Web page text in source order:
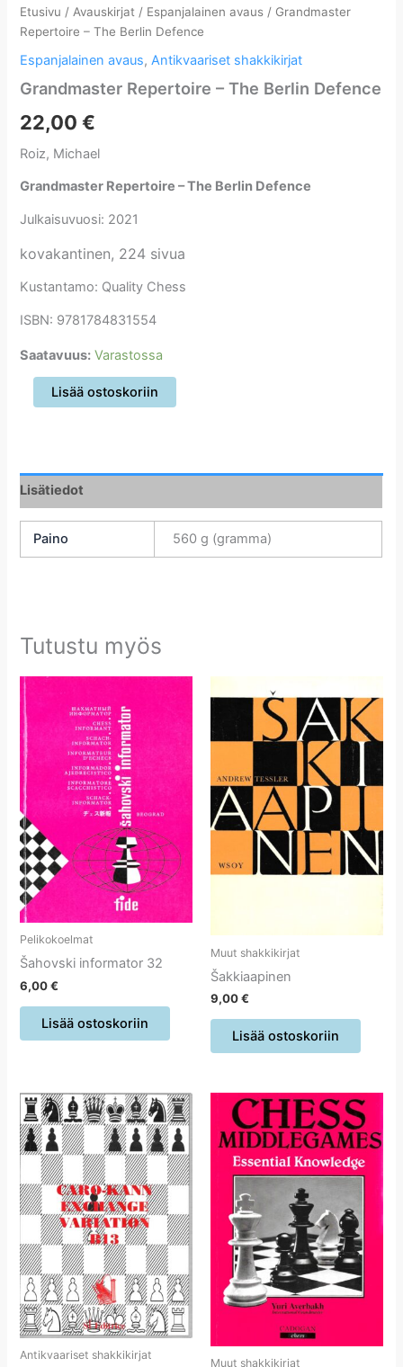
Etusivu / Avauskirjat / Espanjalainen avaus / Grandmaster
Repertoire – The Berlin Defence
Espanjalainen avaus, Antikvaariset shakkikirjat
Grandmaster Repertoire – The Berlin Defence
22,00€
Roiz, Michael
Grandmaster Repertoire – The Berlin Defence
Julkaisuvuosi: 2021
kovakantinen, 224 sivua
Kustantamo: Quality Chess
ISBN: 9781784831554
Saatavuus: Varastossa
Grandmaster
Repertoire
Defence
määrä
Lisää ostoskoriin
Lisätiedot
Paino 560 g (gramma)
Tutustu myös
Pelikokoelmat
Šahovski informator 32
6,00€
Lisää ostoskoriin
Muut shakkikirjat
Šakkiaapinen
9,00€
Lisää ostoskoriin
Antikvaariset shakkikirjat
Muut shakkikirjat